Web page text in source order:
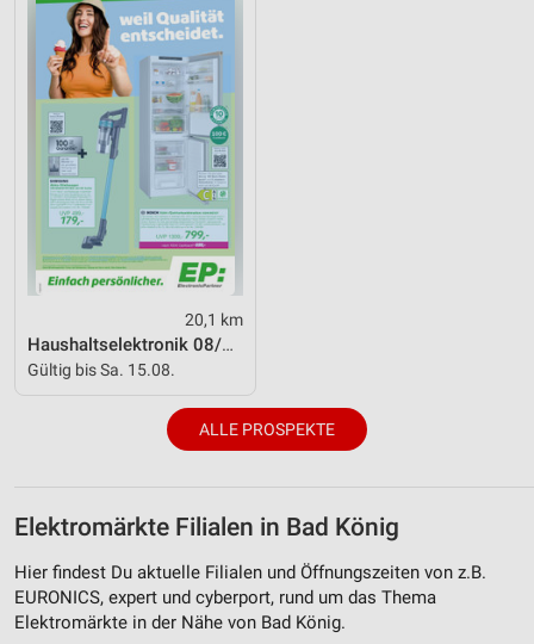
20,1 km
Haushaltselektronik 08/2026
Gültig bis Sa. 15.08.
ALLE PROSPEKTE
Elektromärkte Filialen in Bad König
Hier findest Du aktuelle Filialen und Öffnungszeiten von z.B.
EURONICS, expert und cyberport, rund um das Thema
Elektromärkte in der Nähe von Bad König.